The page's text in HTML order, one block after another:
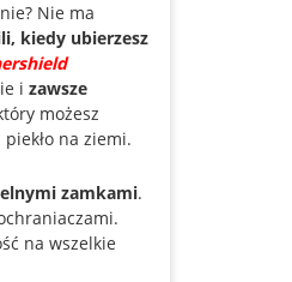
Nie ma
kiedy ubierzesz
i zawsze
możesz
na ziemi.
zamkami.
na wszelkie